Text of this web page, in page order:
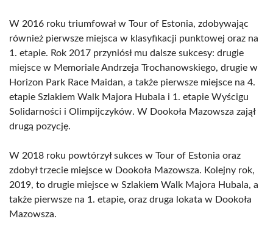
W 2016 roku triumfował w Tour of Estonia, zdobywając
również pierwsze miejsca w klasyfikacji punktowej oraz na
1. etapie. Rok 2017 przyniósł mu dalsze sukcesy: drugie
miejsce w Memoriale Andrzeja Trochanowskiego, drugie w
Horizon Park Race Maidan, a także pierwsze miejsce na 4.
etapie Szlakiem Walk Majora Hubala i 1. etapie Wyścigu
Solidarności i Olimpijczyków. W Dookoła Mazowsza zajął
drugą pozycję.
W 2018 roku powtórzył sukces w Tour of Estonia oraz
zdobył trzecie miejsce w Dookoła Mazowsza. Kolejny rok,
2019, to drugie miejsce w Szlakiem Walk Majora Hubala, a
także pierwsze na 1. etapie, oraz druga lokata w Dookoła
Mazowsza.